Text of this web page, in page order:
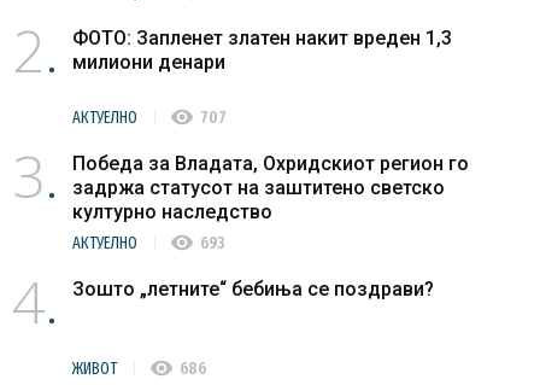
2
ФОТО: Запленет златен накит вреден 1,3
милиони денари
АКТУЕЛНО visibility 707
3
Победа за Владата, Охридскиот регион го
задржа статусот на заштитено светско
културно наследство
АКТУЕЛНО visibility 693
4 Зошто „летните“ бебиња се поздрави?
ЖИВОТ visibility 686